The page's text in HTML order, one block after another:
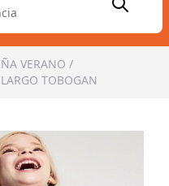
VERANO /
TOBOGAN